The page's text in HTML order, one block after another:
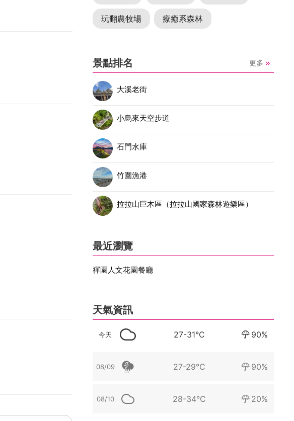
玩翻農牧場 療癒系森林
景點排名 更多
大溪老街
小烏來天空步道
石門水庫
竹圍漁港
拉拉山巨木區（拉拉山國家森林遊樂區）
最近瀏覽
禪園人文花園餐廳
天氣資訊
今天 27-31°C 90%
08/09 27-29°C 90%
08/10 28-34°C 20%